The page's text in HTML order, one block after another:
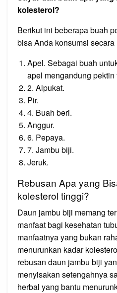
kolesterol?
Berikut ini beberapa buah
bisa Anda konsumsi secara
Apel. Sebagai buah
apel mengandung
2. Alpukat.
Pir.
4. Buah beri.
Anggur.
6. Pepaya.
7. Jambu biji.
Jeruk.
Rebusan Apa yang
kolesterol tinggi?
Daun jambu biji memang
manfaat bagi kesehatan
manfaatnya yang bukan
menurunkan kadar
rebusan daun jambu biji
menyisakan setengahnya
herbal yang bantu